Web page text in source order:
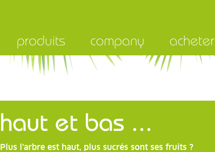
produits company acheter
haut et bas ...
Plus l'arbre est haut, plus sucrés sont ses fruits ?